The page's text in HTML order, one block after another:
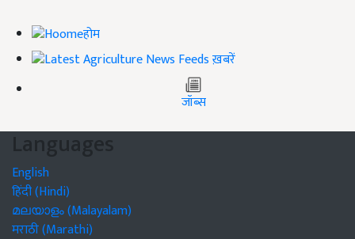
होम
ख़बरें
जॉब्स
Languages
English
हिंदी (Hindi)
മലയാളം (Malayalam)
मराठी (Marathi)